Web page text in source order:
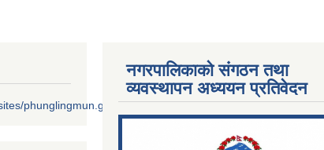
phunglingmun.gov.np/files/documents/Al...
नगरपालिकाको संगठन तथा
व्यवस्थापन अध्ययन प्रतिवेदन